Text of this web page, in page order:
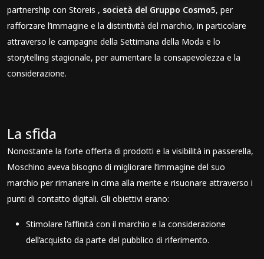
partnership con Storeis , società del Gruppo Cosmo5, per
rafforzare l’immagine e la distintività del marchio, in particolare
attraverso le campagne della Settimana della Moda e lo
storytelling stagionale, per aumentare la consapevolezza e la
considerazione.
La sfida
Nonostante la forte offerta di prodotti e la visibilità in passerella,
Moschino aveva bisogno di migliorare l’immagine del suo
marchio per rimanere in cima alla mente e risuonare attraverso i
punti di contatto digitali. Gli obiettivi erano:
Stimolare l’affinità con il marchio e la considerazione
dell’acquisto da parte del pubblico di riferimento.